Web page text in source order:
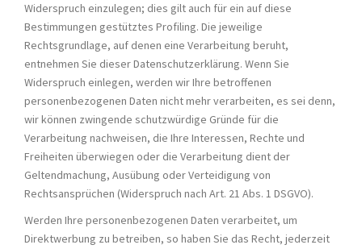
Widerspruch einzulegen; dies gilt auch für ein auf diese
Bestimmungen gestütztes Profiling. Die jeweilige
Rechtsgrundlage, auf denen eine Verarbeitung beruht,
entnehmen Sie dieser Datenschutzerklärung. Wenn Sie
Widerspruch einlegen, werden wir Ihre betroffenen
personenbezogenen Daten nicht mehr verarbeiten, es sei denn,
wir können zwingende schutzwürdige Gründe für die
Verarbeitung nachweisen, die Ihre Interessen, Rechte und
Freiheiten überwiegen oder die Verarbeitung dient der
Geltendmachung, Ausübung oder Verteidigung von
Rechtsansprüchen (Widerspruch nach Art. 21 Abs. 1 DSGVO).
Werden Ihre personenbezogenen Daten verarbeitet, um
Direktwerbung zu betreiben, so haben Sie das Recht, jederzeit